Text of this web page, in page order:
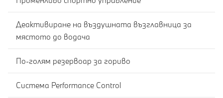
Деактивиране на въздушната възглавница за
мястото до водача
По-голям резервоар за гориво
Система Performance Control